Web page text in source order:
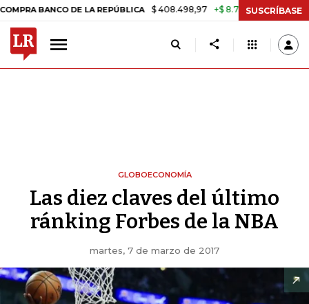
DE LA REPÚBLICA $ 408.498,97 +$ 8.753,81 +2,19% TASA DE
SUSCRÍBASE
GLOBOECONOMÍA
Las diez claves del último
ránking Forbes de la NBA
martes, 7 de marzo de 2017